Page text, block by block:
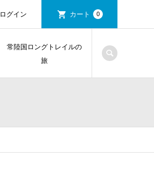
ログイン カート 0
常陸国ロングトレイルの
旅